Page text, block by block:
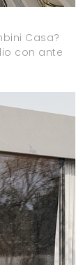
Casa?
con ante